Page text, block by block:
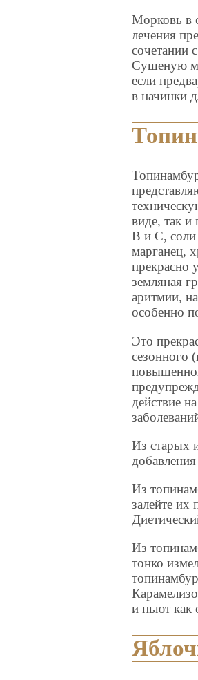
Морковь в
лечения
сочетании
Сушеную
если
в начинки
виде, так
В и С, соли
марганец,
прекрасно
земляная
аритмии,
особенно
Это
сезонного
действие
Из старых
добавления
Из
залейте их
Из
тонко
и пьют как